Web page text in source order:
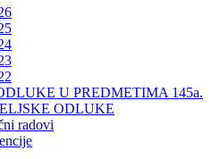
U PREDMETIMA 145a.
ODLUKE
radovi